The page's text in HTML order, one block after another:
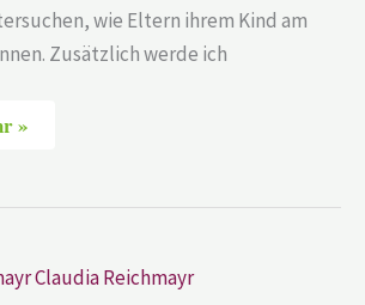
wie Eltern ihrem Kind am
Zusätzlich werde ich
»